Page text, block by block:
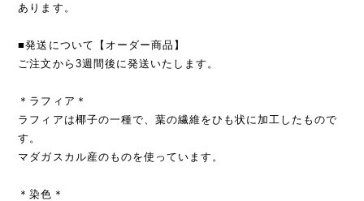
あります。
■発送について【オーダー商品】
ご注文から3週間後に発送いたします。
＊ラフィア＊
ラフィアは椰子の一種で、葉の繊維をひも状に加工したもので
す。
マダガスカル産のものを使っています。
＊染色＊